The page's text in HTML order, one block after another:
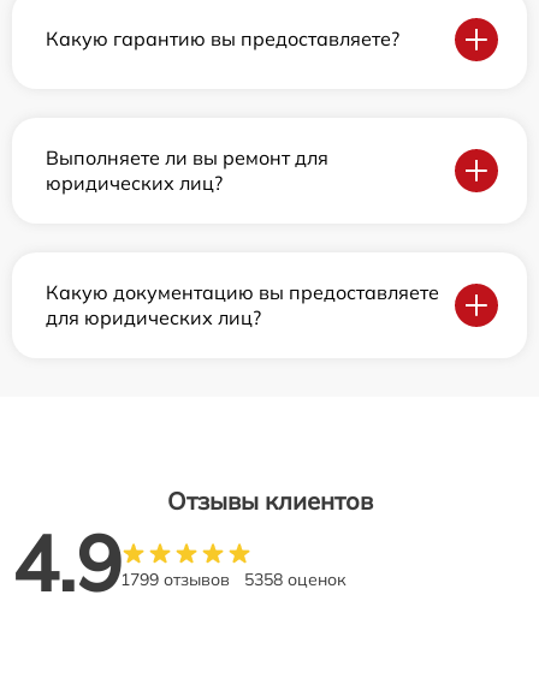
Какую гарантию вы предоставляете?
Выполняете ли вы ремонт для
юридических лиц?
Какую документацию вы предоставляете
для юридических лиц?
Отзывы клиентов
4.91799 отзывов 5358 оценок